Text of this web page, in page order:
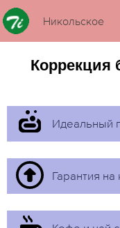
Никольское
Коррекция
Идеальный
Гарантия